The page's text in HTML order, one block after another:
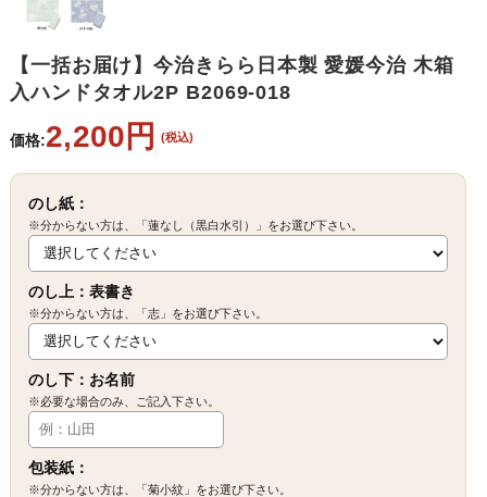
【一括お届け】今治きらら日本製 愛媛今治 木箱
入ハンドタオル2P B2069-018
価格:2,200円 (税込)
のし紙：
※分からない方は、「蓮なし（黒白水引）」をお選び下さい。
のし上：表書き
※分からない方は、「志」をお選び下さい。
のし下：お名前
※必要な場合のみ、ご記入下さい。
包装紙：
※分からない方は、「菊小紋」をお選び下さい。